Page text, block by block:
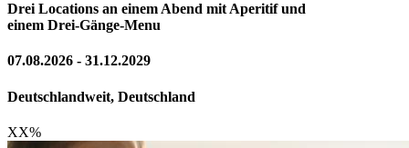
Drei Locations an einem Abend mit Aperitif und
einem Drei-Gänge-Menu
07.08.2026 - 31.12.2029
Deutschlandweit, Deutschland
XX%